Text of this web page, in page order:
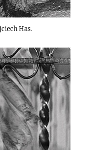
Has.